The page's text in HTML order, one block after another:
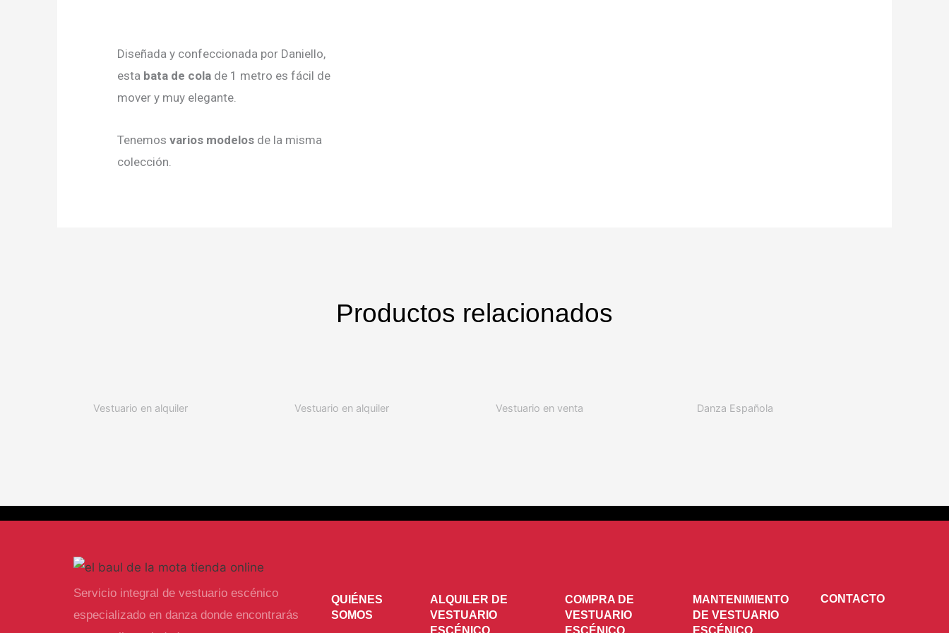
Diseñada y confeccionada por Daniello,
esta bata de colade 1 metro es fácil de
mover y muy elegante.
Tenemos varios modelosde la misma
colección.
Productos relacionados
Vestuario en alquiler Vestuario en alquiler Vestuario en venta Danza Española
Servicio integral de vestuario escénico
especializado en danza donde encontrarás
QUIÉNES
SOMOS
ALQUILER DE
VESTUARIO
COMPRA DE
VESTUARIO
MANTENIMIENTO
DE VESTUARIO
CONTACTO